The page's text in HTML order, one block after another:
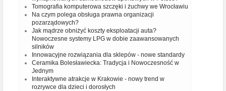
Tomografia komputerowa szczęki i żuchwy we Wrocławiu
Na czym polega obsługa prawna organizacji
pozarządowych?
Jak mądrze obniżyć koszty eksploatacji auta?
Nowoczesne systemy LPG w dobie zaawansowanych
silników
Innowacyjne rozwiązania dla sklepów - nowe standardy
Ceramika Bolesławiecka: Tradycja i Nowoczesność w
Jednym
Interaktywne atrakcje w Krakowie - nowy trend w
rozrywce dla dzieci i dorosłych